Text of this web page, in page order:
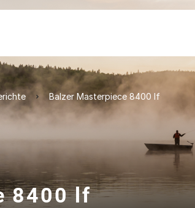
Balzer Masterpiece 8400 lf
8400 lf